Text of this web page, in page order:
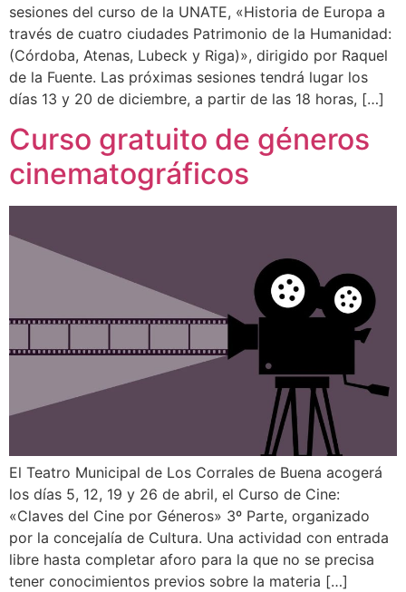
sesiones del curso de la UNATE, «Historia de Europa a
través de cuatro ciudades Patrimonio de la Humanidad:
(Córdoba, Atenas, Lubeck y Riga)», dirigido por Raquel
de la Fuente. Las próximas sesiones tendrá lugar los
días 13 y 20 de diciembre, a partir de las 18 horas, […]
Curso gratuito de géneros
cinematográficos
El Teatro Municipal de Los Corrales de Buena acogerá
los días 5, 12, 19 y 26 de abril, el Curso de Cine:
«Claves del Cine por Géneros» 3º Parte, organizado
por la concejalía de Cultura. Una actividad con entrada
libre hasta completar aforo para la que no se precisa
tener conocimientos previos sobre la materia […]